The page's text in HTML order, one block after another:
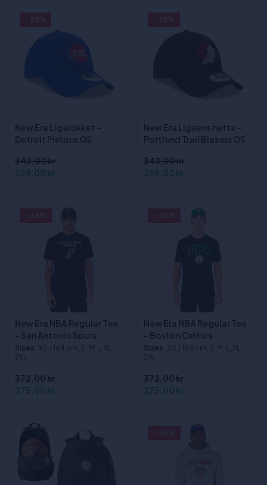
New Era Ligalokket -
Detroit Pistons OS
342,00 kr
258,00 kr
New Era Ligaens hette -
Portland Trail Blazers OS
342,00 kr
258,00 kr
New Era NBA Regular Tee
- San Antonio Spurs
Sizes :XS / 164 cm, S, M, L, XL,
2XL
372,00 kr
275,00 kr
New Era NBA Regular Tee
- Boston Celtics
Sizes :XS / 164 cm, S, M, L, XL,
2XL
372,00 kr
275,00 kr